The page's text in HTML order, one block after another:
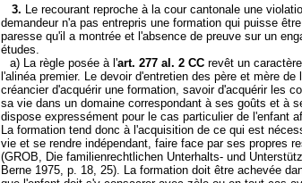
3. Le recourant reproche à la cour cantonale une
demandeur n'a pas entrepris une formation qui puisse
paresse qu'il a montrée et l'absence de preuve sur un
études.
a) La règle posée à l'art. 277 al. 2 CC revêt un
l'alinéa premier. Le devoir d'entretien des père et mère
créancier d'acquérir une formation, savoir d'acquérir les
sa vie dans un domaine correspondant à ses goûts et à
dispose expressément pour le cas particulier de l'enfant
La formation tend donc à l'acquisition de ce qui est
vie et se rendre indépendant, faire face par ses propres
(GROB, Die familienrechtlichen Unterhalts- und
Berne 1975, p. 18, 25). La formation doit être achevée